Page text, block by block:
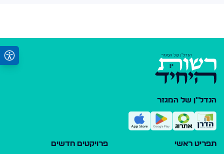
הנדל"ן של המגזר
תפריט ראשי פרויקטים חדשים